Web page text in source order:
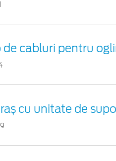
de cabluri pentru
cu unitate de